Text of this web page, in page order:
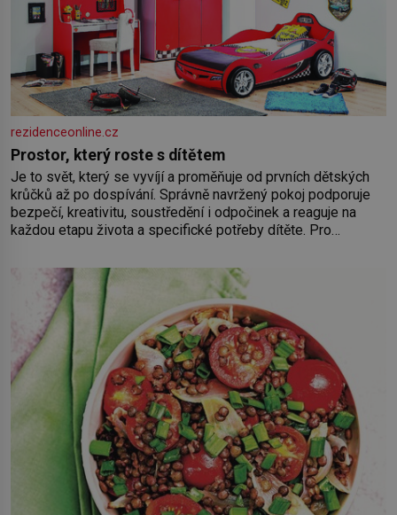
rezidenceonline.cz
Prostor, který roste s dítětem
Je to svět, který se vyvíjí a proměňuje od prvních dětských
krůčků až po dospívání. Správně navržený pokoj podporuje
bezpečí, kreativitu, soustředění i odpočinek a reaguje na
každou etapu života a specifické potřeby dítěte. Pro
by pokoj miminka měl působit především klidně a útulně.
Předškolní věk je